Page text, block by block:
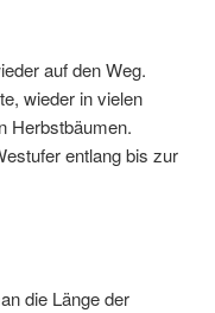
auf den Weg.
wieder in vielen
Herbstbäumen.
entlang bis zur
die Länge der